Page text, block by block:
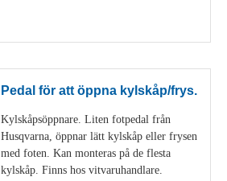
Pedal för att öppna kylskåp/frys.
Kylskåpsöppnare. Liten fotpedal från
Husqvarna, öppnar lätt kylskåp eller frysen
med foten. Kan monteras på de flesta
kylskåp. Finns hos vitvaruhandlare.